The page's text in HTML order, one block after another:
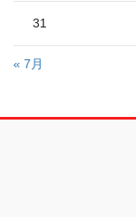
31
« 7月